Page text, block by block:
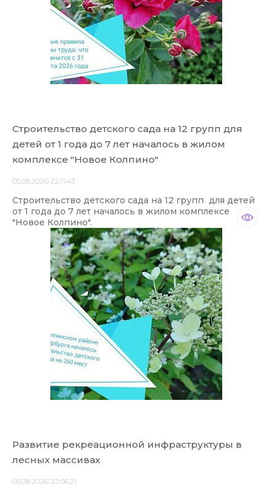
Строительство детского сада на 12 групп для
детей от 1 года до 7 лет началось в жилом
комплексе "Новое Колпино"
05.08.2026 22:11:43
Строительство детского сада на 12 групп для детей
от 1 года до 7 лет началось в жилом комплексе
"Новое Колпино".
Развитие рекреационной инфраструктуры в
лесных массивах
05.08.2026 22:06:21